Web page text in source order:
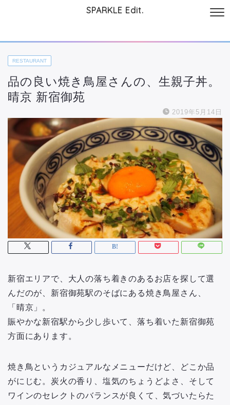
SPARKLE Edit.
RESTAURANT
品の良い焼き鳥屋さんの、生親子丼。
晴京 新宿御苑
2019年5月14日
新宿エリアで、大人の落ち着きのあるお店を探して選
んだのが、新宿御苑駅のそばにある焼き鳥屋さん、
「晴京」。
賑やかな新宿駅から少し歩いて、落ち着いた新宿御苑
方面にあります。
焼き鳥というカジュアルなメニューだけど、どこか品
がにじむ。炭火の香り、塩気のちょうどよさ、そして
ワインのセレクトのバランスが良くて、気づいたらた